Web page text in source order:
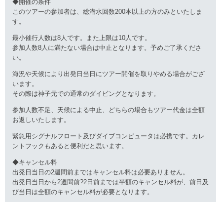
◆開催の条件
このツアーの参加者は、総潜水回数200本以上の方のみといたしま
す。
最小催行人数は8人です。また上限は10人です。
参加人数8人に満たない場合は中止となります。予めご了承くださ
い。
海況や天候により出発日当日にツアー開催を取りやめる場合がござ
います。
その際は神子元での通常のダイビングとなります。
参加人数不足、天候による中止、どちらの場合もツアー代金は全額
お返しいたします。
緊急用シグナルフロート及びダイブコンピュータは必携です。カレ
ントフックもあると便利だと思います。
◆キャンセル料
出発日当日の2週間前まではキャンセル料は必要ありません。
出発日当日から2週間前?2日前までは半額のキャンセル料が、前日及
び当日は全額のキャンセル料が必要となります。